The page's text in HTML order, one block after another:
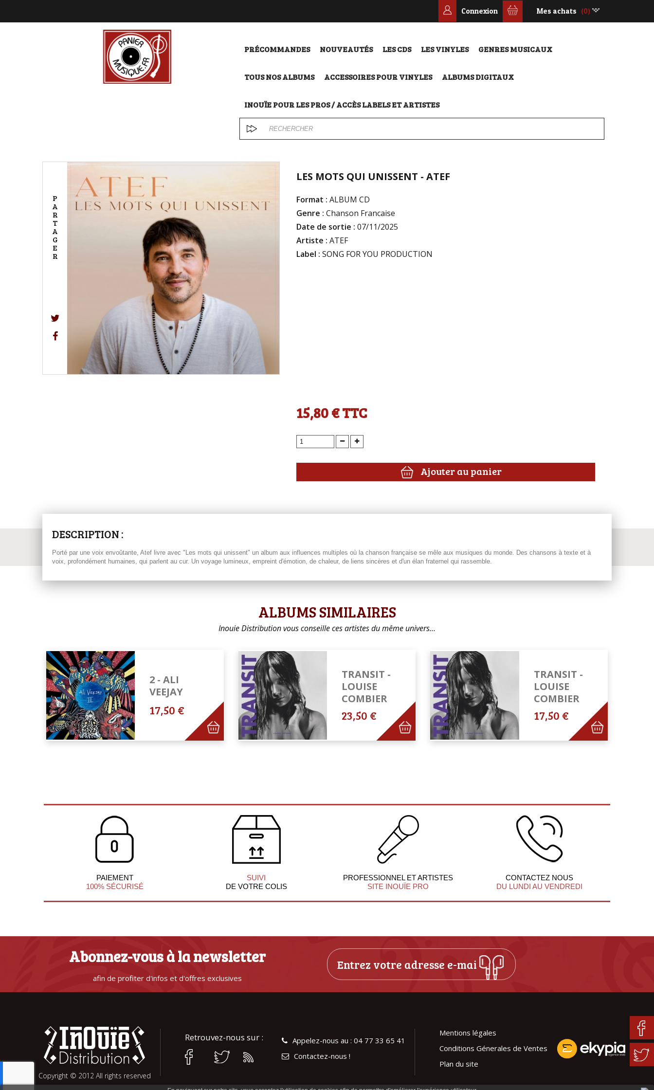
Mes achats (0)
Connexion
PRÉCOMMANDES NOUVEAUTÉS LES CDS LES VINYLES GENRES MUSICAUX
TOUS NOS ALBUMS ACCESSOIRES POUR VINYLES ALBUMS DIGITAUX
INOUÏE POUR LES PROS / ACCÈS LABELS ET ARTISTES
P
A
R
T
A
G
E
R
LES MOTS QUI UNISSENT - ATEF
Format : ALBUM CD
Genre : Chanson Francaise
Date de sortie : 07/11/2025
Artiste : ATEF
Label : SONG FOR YOU PRODUCTION
15,80 €TTC
Ajouter au panier
DESCRIPTION :
Porté par une voix envoûtante, Atef livre avec "Les mots qui unissent" un album aux influences multiples où la chanson française se mêle aux musiques du monde. Des chansons à texte et à
voix, profondément humaines, qui parlent au cur. Un voyage lumineux, empreint d'émotion, de chaleur, de liens sincères et d'un élan fraternel qui rassemble.
ALBUMS SIMILAIRES
Inouie Distribution vous conseille ces artistes du même univers…
2 - ALI
VEEJAY
17,50 €
TRANSIT -
LOUISE
COMBIER
23,50 €
TRANSIT -
LOUISE
COMBIER
17,50 €
PAIEMENT
100% SÉCURISÉ
SUIVI
DE VOTRE COLIS
PROFESSIONNEL ET ARTISTES
SITE INOUÏE PRO
CONTACTEZ NOUS
DU LUNDI AU VENDREDI
Abonnez-vous à la newsletter
afin de profiter d'infos et d'offres exclusives
Copyright © 2012 All rights reserved
Retrouvez-nous sur :
Appelez-nous au : 04 77 33 65 41
Contactez-nous !
Mentions légales
Conditions Génerales de Ventes
Plan du site